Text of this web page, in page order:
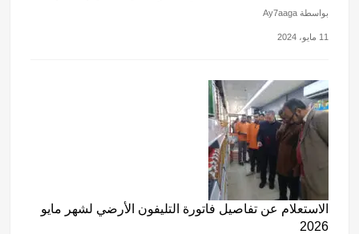
بواسطة Ay7aaga
11 مايو، 2024
الاستعلام عن تفاصيل فاتورة التليفون الأرضي لشهر مايو
2026